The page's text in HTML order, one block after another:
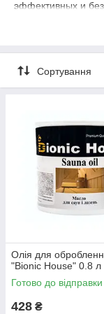
эффективных и
Наша команда
эксплуатационные
Наша философия:
служби в
домочадців».
Сортування
Олія для
"Bionic House" 0.8 л
Готово до відправки
428 ₴